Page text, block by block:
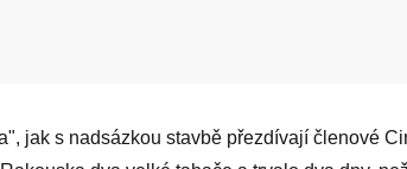
jak s nadsázkou stavbě přezdívají členové